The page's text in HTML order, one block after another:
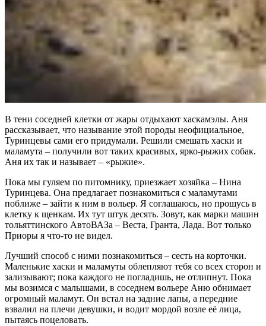
В тени соседней клетки от жары отдыхают хаскамэлы. Аня
рассказывает, что называние этой породы неофициальное,
Туринцевы сами его придумали. Решили смешать хаски и
маламута – получили вот таких красивых, ярко-рыжих собак.
Аня их так и называет – «рыжие».
Пока мы гуляем по питомнику, приезжает хозяйка – Нина
Туринцева. Она предлагает познакомиться с маламутами
поближе – зайти к ним в вольер. Я соглашаюсь, но прошусь в
клетку к щенкам. Их тут штук десять. Зовут, как марки машин
тольяттинского АвтоВАЗа – Веста, Гранта, Лада. Вот только
Приоры я что-то не видел.
Лучший способ с ними познакомиться – сесть на корточки.
Маленькие хаски и маламуты облепляют тебя со всех сторон и
зализывают; пока каждого не погладишь, не отлипнут. Пока
мы возимся с малышами, в соседнем вольере Аню обнимает
огромный маламут. Он встал на задние лапы, а передние
взвалил на плечи девушки, и водит мордой возле её лица,
пытаясь поцеловать.